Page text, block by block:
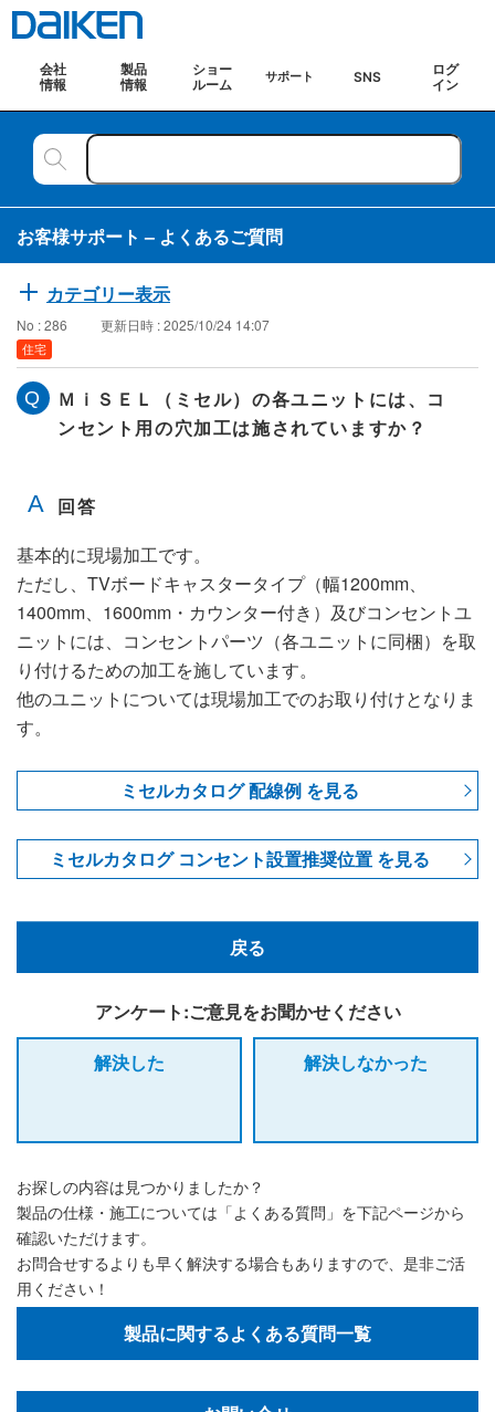
会社
情報
製品
情報
ショー
ルーム
サポート SNS
ログ
イン
お客様サポート – よくあるご質問
カテゴリー表示
No : 286 更新日時 : 2025/10/24 14:07
住宅
ＭｉＳＥＬ（ミセル）の各ユニットには、コ
ンセント用の穴加工は施されていますか？
基本的に現場加工です。
ただし、TVボードキャスタータイプ（幅1200mm、
1400mm、1600mm・カウンター付き）及びコンセントユ
ニットには、コンセントパーツ（各ユニットに同梱）を取
り付けるための加工を施しています。
他のユニットについては現場加工でのお取り付けとなりま
す。
ミセルカタログ 配線例 を見る
ミセルカタログ コンセント設置推奨位置 を見る
戻る
アンケート:ご意見をお聞かせください
解決した
解決しなかった
お探しの内容は見つかりましたか？
製品の仕様・施工については「よくある質問」を下記ページから
確認いただけます。
お問合せするよりも早く解決する場合もありますので、是非ご活
用ください！
製品に関するよくある質問一覧